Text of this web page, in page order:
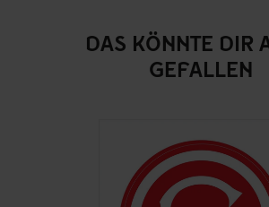
DAS KÖNNTE DIR
GEFALLEN